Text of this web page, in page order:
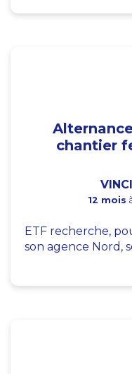
chantier
12 mois
ETF recherche,
son agence Nord,